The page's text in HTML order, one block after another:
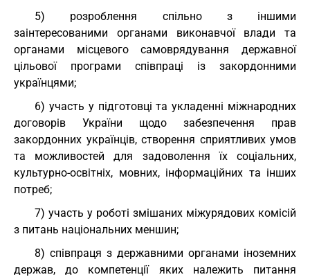
5) розроблення спільно з іншими
заінтересованими органами виконавчої влади та
органами місцевого самоврядування державної
цільової програми співпраці із закордонними
українцями;
6) участь у підготовці та укладенні міжнародних
договорів України щодо забезпечення прав
закордонних українців, створення сприятливих умов
та можливостей для задоволення їх соціальних,
культурно-освітніх, мовних, інформаційних та інших
потреб;
7) участь у роботі змішаних міжурядових комісій
з питань національних меншин;
8) співпраця з державними органами іноземних
держав, до компетенції яких належить питання